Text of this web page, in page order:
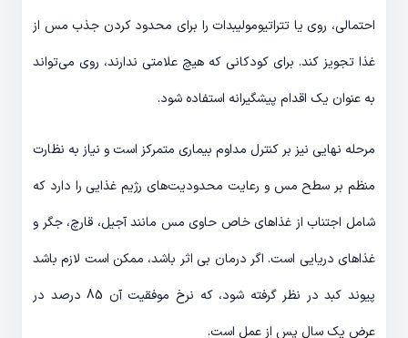
احتمالی، روی یا تتراتیومولیبدات را برای محدود کردن جذب مس از
غذا تجویز کند. برای کودکانی که هیچ علامتی ندارند، روی می‌تواند
به عنوان یک اقدام پیشگیرانه استفاده شود.
مرحله نهایی نیز بر کنترل مداوم بیماری متمرکز است و نیاز به نظارت
منظم بر سطح مس و رعایت محدودیت‌های رژیم غذایی را دارد که
شامل اجتناب از غذاهای خاص حاوی مس مانند آجیل، قارچ، جگر و
غذاهای دریایی است. اگر درمان بی اثر باشد، ممکن است لازم باشد
پیوند کبد در نظر گرفته شود، که نرخ موفقیت آن 85 درصد در
عرض یک سال پس از عمل است.